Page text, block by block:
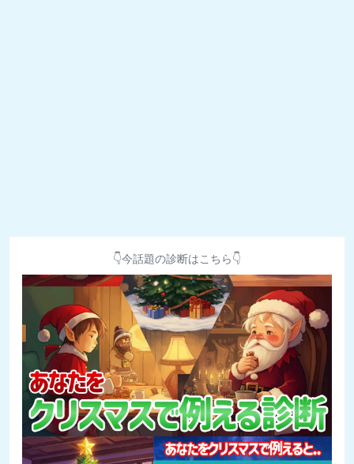
👇今話題の診断はこちら👇